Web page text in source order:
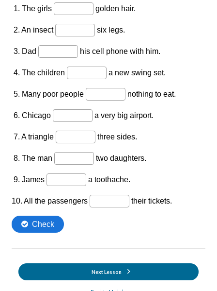
Next Lesson